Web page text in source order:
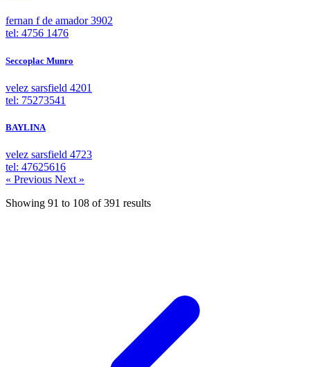
fernan f de amador 3902
tel: 4756 1476
Seccoplac Munro
velez sarsfield 4201
tel: 75273541
BAYLINA
velez sarsfield 4723
tel: 47625616
« Previous Next »
Showing 91 to 108 of391 results